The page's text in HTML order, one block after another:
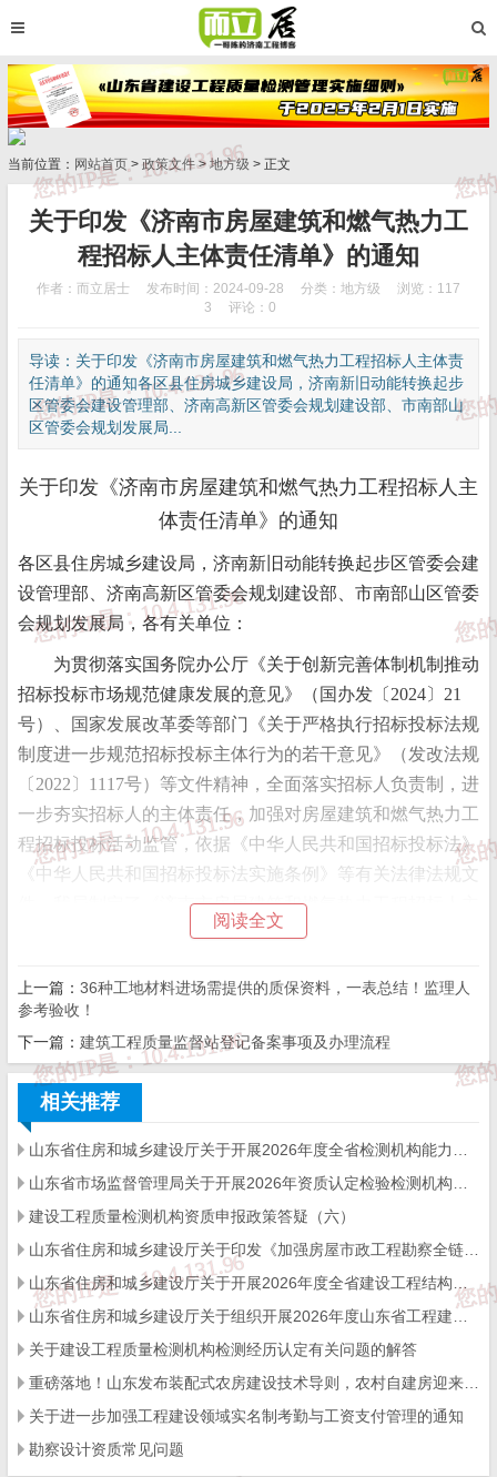
当前位置： 网站首页 > 政策文件> 地方级 > 正文
关于印发《济南市房屋建筑和燃气热力工
程招标人主体责任清单》的通知
作者：而立居士 发布时间：2024-09-28 分类： 地方级
浏览：117
3
评论：0
导读：关于印发《济南市房屋建筑和燃气热力工程招标人主体责
任清单》的通知各区县住房城乡建设局，济南新旧动能转换起步
区管委会建设管理部、济南高新区管委会规划建设部、市南部山
区管委会规划发展局...
关于印发《济南市房屋建筑和燃气热力工程招标人主
体责任清单》的通知
各区县住房城乡建设局，济南新旧动能转换起步区管委会建
设管理部、济南高新区管委会规划建设部、市南部山区管委
会规划发展局，各有关单位：
为贯彻落实国务院办公厅《关于创新完善体制机制推动
招标投标市场规范健康发展的意见》（国办发〔2024〕21
号）、国家发展改革委等部门《关于严格执行招标投标法规
制度进一步规范招标投标主体行为的若干意见》（发改法规
〔2022〕1117号）等文件精神，全面落实招标人负责制，进
一步夯实招标人的主体责任，加强对房屋建筑和燃气热力工
程招标投标活动监管，依据《中华人民共和国招标投标法》
《中华人民共和国招标投标法实施条例》等有关法律法规文
件，我局制定了《济南市房屋建筑和燃气热力工程招标人主
体责任清单》，现印发给你们，请认真贯彻执行。
附件：济南市房屋建筑和燃气热力工程招标人主体责任清单
济南市住房和城乡建设局
2024年9月27日
来源：济南市住建局
免 责 告 知
片等资料）版权归作者所有，本站仅供大家学习与参考，请
未经作者同意，用作商业用途或匿名转载，产生的一切后果
阅读全文
上一篇： 36种工地材料进场需提供的质保资料，一表总结！监理人
参考验收！
下一篇： 建筑工程质量监督站登记备案事项及办理流程
相关推荐
建设工程质量检测机构资质申报政策答疑（六）
山东省住房和城乡建设厅关于开展2026年度全省建设工程结构质量评价工作的通知
关于建设工程质量检测机构检测经历认定有关问题的解答
关于进一步加强工程建设领域实名制考勤与工资支付管理的通知
勘察设计资质常见问题